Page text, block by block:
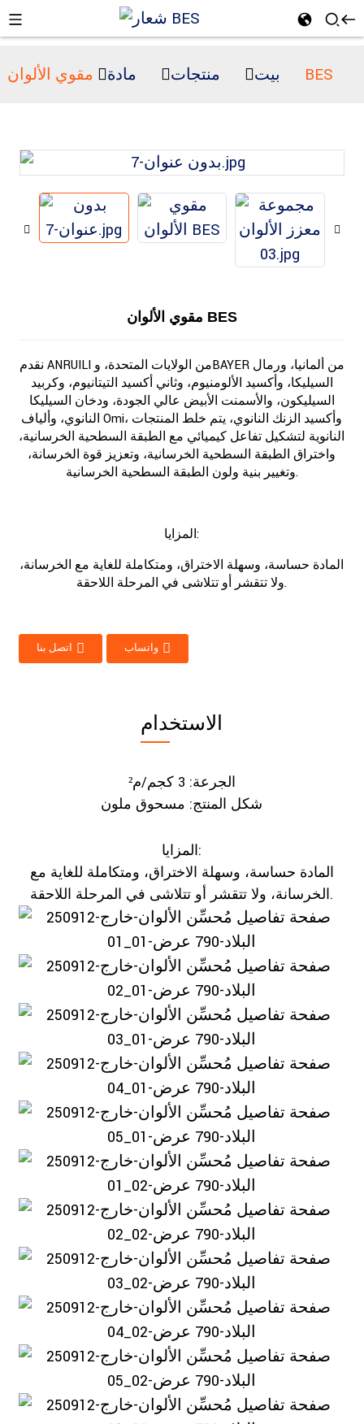
بيت منتجات مادة مقوي الألوان BES
مقوي الألوان BES
نقدم ANRUILI من الولايات المتحدة، وBAYER من ألمانيا، ورمال
السيليكا، وأكسيد الألومنيوم، وثاني أكسيد التيتانيوم، وكربيد
السيليكون، والأسمنت الأبيض عالي الجودة، ودخان السيليكا
النانوي، وألياف Omi، وأكسيد الزنك النانوي، يتم خلط المنتجات
النانوية لتشكيل تفاعل كيميائي مع الطبقة السطحية الخرسانية،
واختراق الطبقة السطحية الخرسانية، وتعزيز قوة الخرسانة،
وتغيير بنية ولون الطبقة السطحية الخرسانية.
المزايا:
المادة حساسة، وسهلة الاختراق، ومتكاملة للغاية مع الخرسانة،
ولا تتقشر أو تتلاشى في المرحلة اللاحقة.
اتصل بنا واتساب
الاستخدام
الجرعة: 3 كجم/م²
شكل المنتج: مسحوق ملون
المزايا:
المادة حساسة، وسهلة الاختراق، ومتكاملة للغاية مع
الخرسانة، ولا تتقشر أو تتلاشى في المرحلة اللاحقة.